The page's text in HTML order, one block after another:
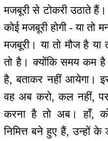
मजबूरी से टोकरी उठाते
कोई मजबूरी होगी - या तो
मजबूरी। या तो मौज है
तो है। क्योंकि समय कम
है, बताकर नहीं आयेगा।
वह अब करो, कल नहीं,
करना है तो अब। हाँ,
निमित्त बने हुए हैं, उन्हों